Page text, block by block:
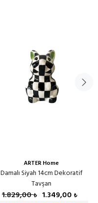
ARTER Home
Damalı Siyah 14cm Dekoratif
Tavşan
1.829,00₺ 1.349,00 ₺